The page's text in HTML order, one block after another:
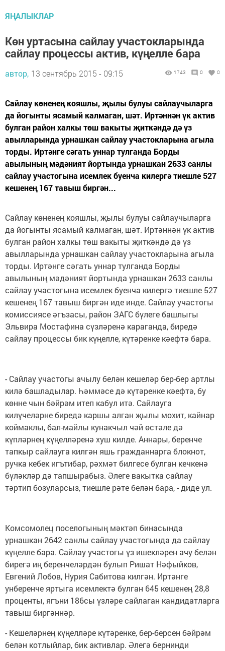
ЯҢАЛЫКЛАР
Көн уртасына сайлау участокларында
сайлау процессы актив, күңелле бара
автор, 13 сентябрь 2015 - 09:15 1743 0 0
Сайлау көненең кояшлы, җылы булуы сайлаучыларга
да йогынты ясамый калмаган, шәт. Иртәннән үк актив
булган район халкы төш вакыты җиткәндә дә үз
авылларында урнашкан сайлау участокларына агыла
торды. Иртәнге сәгать уннар тулганда Борды
авылының мәдәният йортында урнашкан 2633 санлы
сайлау участогына исемлек буенча килергә тиешле 527
кешенең 167 тавыш биргән...
Сайлау көненең кояшлы, җылы булуы сайлаучыларга
да йогынты ясамый калмаган, шәт. Иртәннән үк актив
булган район халкы төш вакыты җиткәндә дә үз
авылларында урнашкан сайлау участокларына агыла
торды. Иртәнге сәгать уннар тулганда Борды
авылының мәдәният йортында урнашкан 2633 санлы
сайлау участогына исемлек буенча килергә тиешле 527
кешенең 167 тавыш биргән иде инде. Сайлау участогы
комиссиясе әгъзасы, район ЗАГС бүлеге башлыгы
Эльвира Мостафина сүзләренә караганда, биредә
сайлау процессы бик күңелле, күтәренке кәефтә бара.
- Сайлау участогы ачылу белән кешеләр бер-бер артлы
килә башладылар. Һәммәсе дә күтәренке кәефтә, бу
көнне чын бәйрәм итеп кабул итә. Сайлауга
килүчеләрне биредә каршы алган җылы мохит, кайнар
коймаклы, бал-майлы кунакчыл чәй өстәле дә
күпләрнең күңелләренә хуш килде. Аннары, беренче
тапкыр сайлауга килгән яшь гражданнарга блокнот,
ручка кебек игътибар, рәхмәт билгесе булган кечкенә
бүләкләр дә тапшырабыз. Әлеге вакытка сайлау
тәртип бозуларсыз, тиешле рәте белән бара, - диде ул.
Комсомолец поселогының мәктәп бинасында
урнашкан 2642 санлы сайлау участогында да сайлау
күңелле бара. Сайлау участогы үз ишекләрен ачу белән
бирегә иң беренчеләрдән булып Ришат Нәфыйков,
Евгений Лобов, Нурия Сабитова килгән. Иртәнге
унберенче яртыга исемлектә булган 645 кешенең 28,8
проценты, ягъни 186сы үзләре сайлаган кандидатларга
тавыш биргәннәр.
- Кешеләрнең күңелләре күтәренке, бер-берсен бәйрәм
белән котлыйлар, бик активлар. Әлегә бернинди